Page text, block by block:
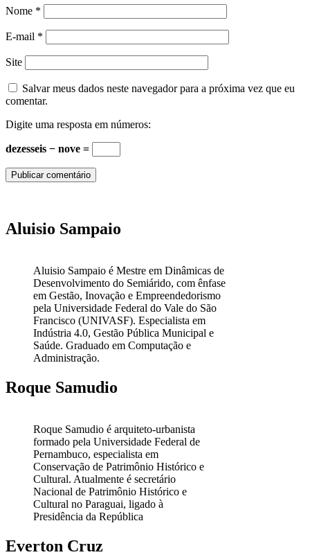
Nome *
E-mail *
Site
Salvar meus dados neste navegador para a próxima vez que eu
comentar.
Digite uma resposta em números:
dezesseis − nove =
Aluisio Sampaio
Aluisio Sampaio é Mestre em Dinâmicas de
Desenvolvimento do Semiárido, com ênfase
em Gestão, Inovação e Empreendedorismo
pela Universidade Federal do Vale do São
Francisco (UNIVASF). Especialista em
Indústria 4.0, Gestão Pública Municipal e
Saúde. Graduado em Computação e
Administração.
Roque Samudio
Roque Samudio é arquiteto-urbanista
formado pela Universidade Federal de
Pernambuco, especialista em
Conservação de Patrimônio Histórico e
Cultural. Atualmente é secretário
Nacional de Patrimônio Histórico e
Cultural no Paraguai, ligado à
Presidência da República
Everton Cruz